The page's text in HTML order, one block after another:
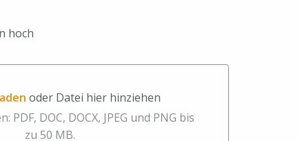
hoch
oder Datei hier hinziehen
Datei hier hinziehen
PDF, DOC, DOCX, JPEG und PNG bis
zu 50 MB.